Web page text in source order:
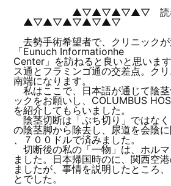
▲▽▲▽▲▽▲▽ 読者から
▲▽▲▽▲▽▲▽▲▽
去勢手術希望者で、クリニックが
「Eunuch Informationhe
Center」を訪ねると良いと思いま
ス通とフラミンゴ通の交差点。ク
南端になります。
私はここで、日本語が通じて陰
ックをお願いし、COLUMBUS
を紹介してもらいました。
陰茎切断は「ぶち切り」ではな
の陰茎脚から除去し、尿道を会陰
、７００ドルで済みました。
切断後の私の「一物」は、ホル
ました。日本帰国時のに、関西空
ましたが、事情を説明したところ
とでした。